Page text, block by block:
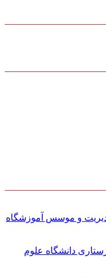
و موسس آموزشگاه
دانشگاه علوم